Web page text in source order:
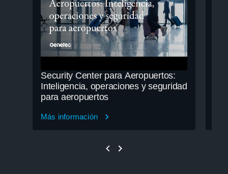
Security Center para Aeropuertos:
Inteligencia, operaciones y seguridad
para aeropuertos
Más información